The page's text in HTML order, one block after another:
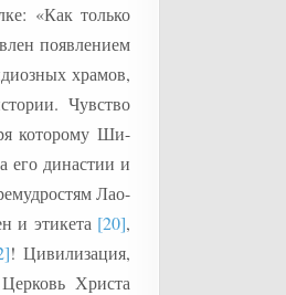
«Как только
появлением
храмов,
Чувство
которому Ши-
его династии и
Лао-
и этикета [20],
! Цивилизация,
Христа